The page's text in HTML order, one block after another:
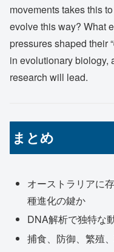
movements takes this
evolve this way? What
pressures shaped their
in evolutionary biology,
research will lead.
まとめ
オーストラリアに
種進化の鍵か
DNA解析で独特な
捕食、防御、繁殖